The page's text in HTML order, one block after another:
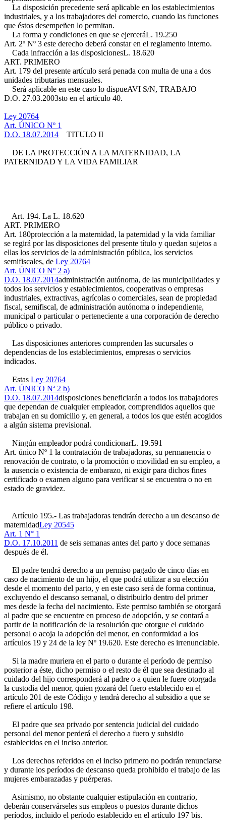
La disposición precedente será aplicable en los establecimientos
industriales, y a los trabajadores del comercio, cuando las funciones
que éstos desempeñen lo permitan.
La forma y condiciones en que se ejerceráL. 19.250
Art. 2º Nº 3 este derecho deberá constar en el reglamento interno.
Cada infracción a las disposicionesL. 18.620
ART. PRIMERO
Art. 179 del presente artículo será penada con multa de una a dos
unidades tributarias mensuales.
Será aplicable en este caso lo dispueAVI S/N, TRABAJO
D.O. 27.03.2003sto en el artículo 40.
Ley 20764
Art. ÚNICO Nº 1
D.O. 18.07.2014 TITULO II
DE LA PROTECCIÓN A LA MATERNIDAD, LA
PATERNIDAD Y LA VIDA FAMILIAR
Art. 194. La L. 18.620
ART. PRIMERO
Art. 180protección a la maternidad, la paternidad y la vida familiar
se regirá por las disposiciones del presente título y quedan sujetos a
ellas los servicios de la administración pública, los servicios
semifiscales, de Ley 20764
Art. ÚNICO Nº 2 a)
D.O. 18.07.2014administración autónoma, de las municipalidades y
todos los servicios y establecimientos, cooperativas o empresas
industriales, extractivas, agrícolas o comerciales, sean de propiedad
fiscal, semifiscal, de administración autónoma o independiente,
municipal o particular o perteneciente a una corporación de derecho
público o privado.
Las disposiciones anteriores comprenden las sucursales o
dependencias de los establecimientos, empresas o servicios
indicados.
Estas Ley 20764
Art. ÚNICO Nª 2 b)
D.O. 18.07.2014disposiciones beneficiarán a todos los trabajadores
que dependan de cualquier empleador, comprendidos aquellos que
trabajan en su domicilio y, en general, a todos los que estén acogidos
a algún sistema previsional.
Ningún empleador podrá condicionarL. 19.591
Art. único Nº 1 la contratación de trabajadoras, su permanencia o
renovación de contrato, o la promoción o movilidad en su empleo, a
la ausencia o existencia de embarazo, ni exigir para dichos fines
certificado o examen alguno para verificar si se encuentra o no en
estado de gravidez.
Artículo 195.- Las trabajadoras tendrán derecho a un descanso de
maternidadLey 20545
Art. 1 N° 1
D.O. 17.10.2011 de seis semanas antes del parto y doce semanas
después de él.
El padre tendrá derecho a un permiso pagado de cinco días en
caso de nacimiento de un hijo, el que podrá utilizar a su elección
desde el momento del parto, y en este caso será de forma continua,
excluyendo el descanso semanal, o distribuirlo dentro del primer
mes desde la fecha del nacimiento. Este permiso también se otorgará
al padre que se encuentre en proceso de adopción, y se contará a
partir de la notificación de la resolución que otorgue el cuidado
personal o acoja la adopción del menor, en conformidad a los
artículos 19 y 24 de la ley Nº 19.620. Este derecho es irrenunciable.
Si la madre muriera en el parto o durante el período de permiso
posterior a éste, dicho permiso o el resto de él que sea destinado al
cuidado del hijo corresponderá al padre o a quien le fuere otorgada
la custodia del menor, quien gozará del fuero establecido en el
artículo 201 de este Código y tendrá derecho al subsidio a que se
refiere el artículo 198.
El padre que sea privado por sentencia judicial del cuidado
personal del menor perderá el derecho a fuero y subsidio
establecidos en el inciso anterior.
Los derechos referidos en el inciso primero no podrán renunciarse
y durante los períodos de descanso queda prohibido el trabajo de las
mujeres embarazadas y puérperas.
Asimismo, no obstante cualquier estipulación en contrario,
deberán conservárseles sus empleos o puestos durante dichos
períodos, incluido el período establecido en el artículo 197 bis.